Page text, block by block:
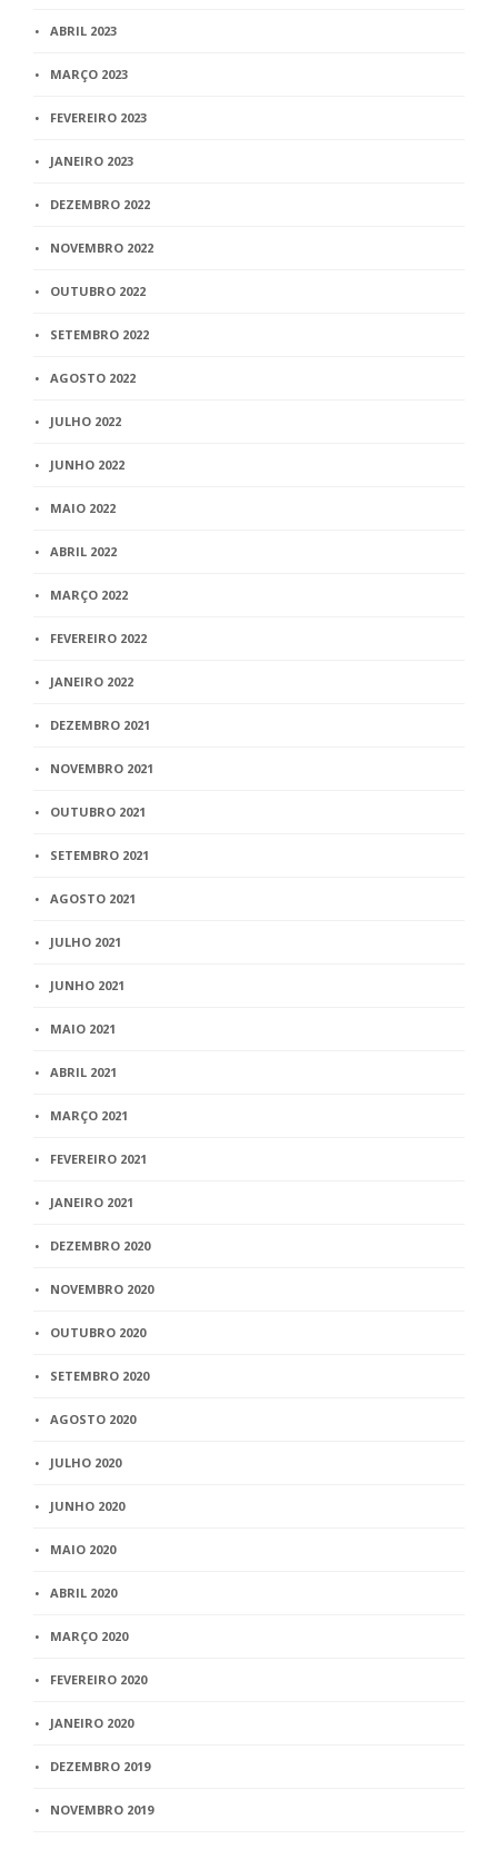
ABRIL 2023
MARÇO 2023
FEVEREIRO 2023
JANEIRO 2023
DEZEMBRO 2022
NOVEMBRO 2022
OUTUBRO 2022
SETEMBRO 2022
AGOSTO 2022
JULHO 2022
JUNHO 2022
MAIO 2022
ABRIL 2022
MARÇO 2022
FEVEREIRO 2022
JANEIRO 2022
DEZEMBRO 2021
NOVEMBRO 2021
OUTUBRO 2021
SETEMBRO 2021
AGOSTO 2021
JULHO 2021
JUNHO 2021
MAIO 2021
ABRIL 2021
MARÇO 2021
FEVEREIRO 2021
JANEIRO 2021
DEZEMBRO 2020
NOVEMBRO 2020
OUTUBRO 2020
SETEMBRO 2020
AGOSTO 2020
JULHO 2020
JUNHO 2020
MAIO 2020
ABRIL 2020
MARÇO 2020
FEVEREIRO 2020
JANEIRO 2020
DEZEMBRO 2019
NOVEMBRO 2019